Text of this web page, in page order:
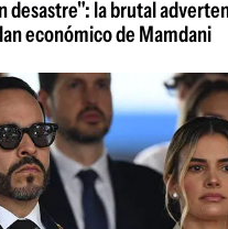
desastre": la brutal
económico de Mamdani